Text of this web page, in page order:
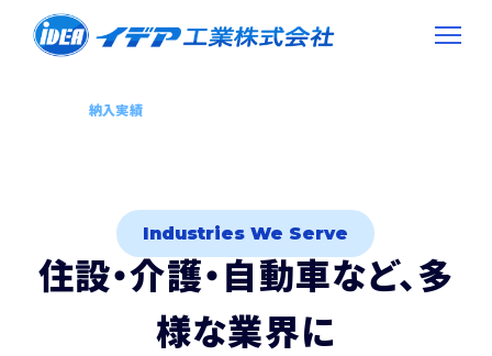
納入実績
納入実績
住設・介護・自動車など、多
様な業界に
Industries We Serve